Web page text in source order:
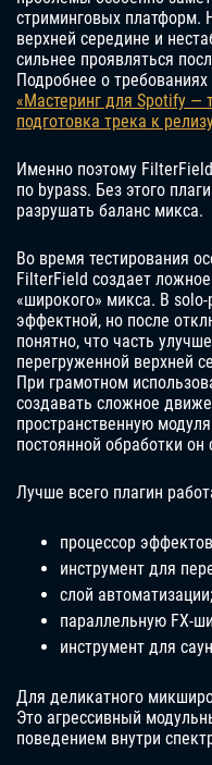
стриминговых платформ.
верхней середине и
сильнее проявляться
Подробнее о
«Мастеринг для Spotify —
подготовка трека к
Именно поэтому
по bypass. Без этого
разрушать баланс микса.
Во время тестирования
FilterField создает
«широкого» микса. В
эффектной, но после
понятно, что часть
перегруженной верхней
При грамотном
создавать сложное
пространственную
постоянной обработки
Лучше всего плагин
процессор
инструмент для
слой автоматизации;
параллельную FX-
инструмент для
Для деликатного
Это агрессивный
поведением внутри